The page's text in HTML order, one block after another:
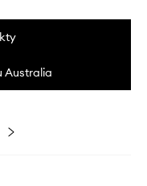
Australia